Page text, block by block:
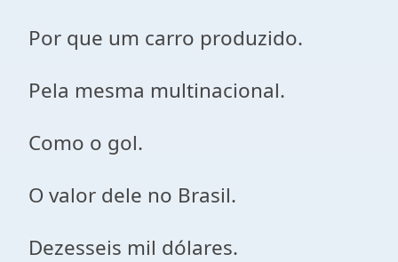
Por que um carro produzido.
Pela mesma multinacional.
Como o gol.
O valor dele no Brasil.
Dezesseis mil dólares.